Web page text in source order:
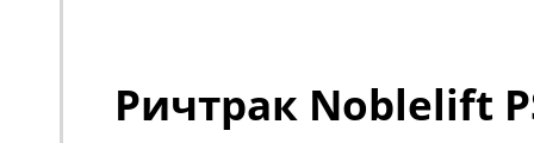
Ричтрак Noblelift